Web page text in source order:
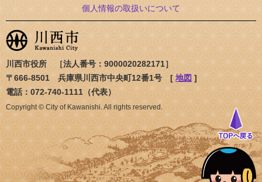
個人情報の取扱いについて
川西市役所 ［法人番号：9000020282171］
〒666-8501 兵庫県川西市中央町12番1号 [ 地図 ]
電話：072-740-1111（代表）
Copyright © City of Kawanishi. All rights reserved.